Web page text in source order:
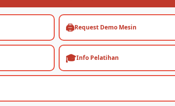
🖨️Request Demo Mesin
🎓Info Pelatihan